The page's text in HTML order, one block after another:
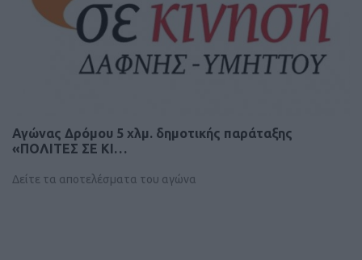
Αγώνας Δρόμου 5 χλμ. δημοτικής παράταξης
«ΠΟΛΙΤΕΣ ΣΕ ΚΙ…
Δείτε τα αποτελέσματα του αγώνα